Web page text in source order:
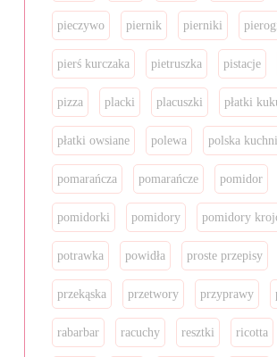
pieczywo piernik pierniki
pierś kurczaka pietruszka pistacje
pizza placki placuszki płatki
płatki owsiane polewa polska
pomarańcza pomarańcze pomidor
pomidorki pomidory pomidory
potrawka powidła proste przepisy
przekąska przetwory przyprawy
rabarbar racuchy resztki ricotta